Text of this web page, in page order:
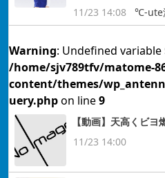
11/23 14:08
℃-ute
Warning: Undefined variable
/home/sjv789tfv/matome-
content/themes/
uery.phpon line9
【動画】天高くビ
11/23 14:00